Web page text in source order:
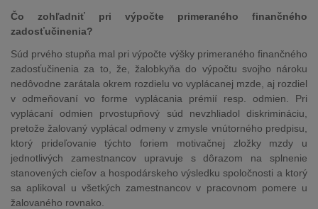
Čo zohľadniť pri výpočte primeraného finančného
zadosťučinenia?
Súd prvého stupňa mal pri výpočte výšky primeraného finančného
zadosťučinenia za to, že, žalobkyňa do výpočtu svojho nároku
nedôvodne zarátala okrem rozdielu vo vyplácanej mzde, aj rozdiel
v odmeňovaní vo forme vyplácania prémií resp. odmien. Pri
vyplácaní odmien prvostupňový súd nevzhliadol diskrimináciu,
pretože žalovaný vyplácal odmeny v zmysle vnútorného predpisu,
ktorý prideľovanie týchto foriem motivačnej zložky mzdy u
jednotlivých zamestnancov upravuje s dôrazom na splnenie
stanovených cieľov a hospodárskeho výsledku spoločnosti a ktorý
sa aplikoval u všetkých zamestnancov v pracovnom pomere u
žalovaného rovnako.